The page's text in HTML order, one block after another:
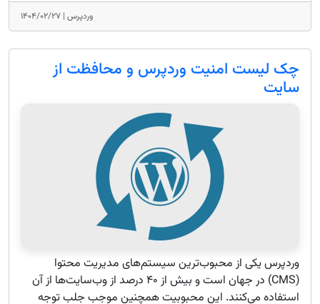
وردپرس | ۱۴۰۴/۰۲/۲۷
چک لیست امنیت وردپرس و محافظت از
سایت
وردپرس یکی از محبوب‌ترین سیستم‌های مدیریت محتوا
(CMS) در جهان است و بیش از ۴۰ درصد از وب‌سایت‌ها از آن
استفاده می‌کنند. این محبوبیت همچنین موجب جلب توجه